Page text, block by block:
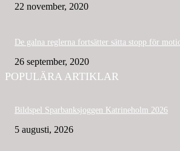
22 november, 2020
De galna reglerna fortsätter sätta stopp för
26 september, 2020
POPULÄRA ARTIKLAR
Bildspel Sparbanksjoggen Katrineholm 2026
5 augusti, 2026